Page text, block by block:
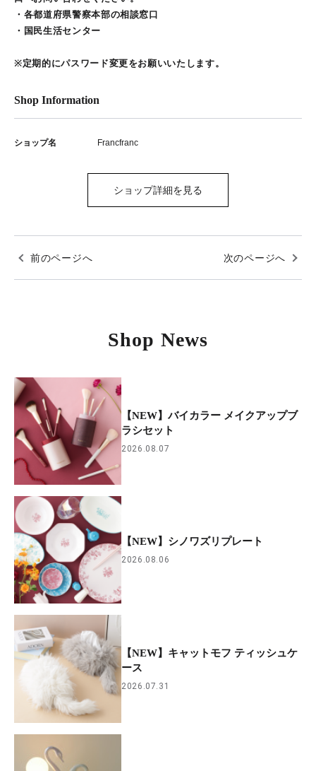
・各都道府県警察本部の相談窓口
・国民生活センター
※定期的にパスワード変更をお願いいたします。
Shop Information
ショップ名 Francfranc
ショップ詳細を見る
前のページへ 次のページへ
Shop News
【NEW】バイカラー メイクアップブ
ラシセット
2026.08.07
【NEW】シノワズリプレート
2026.08.06
【NEW】キャットモフ ティッシュケ
ース
2026.07.31